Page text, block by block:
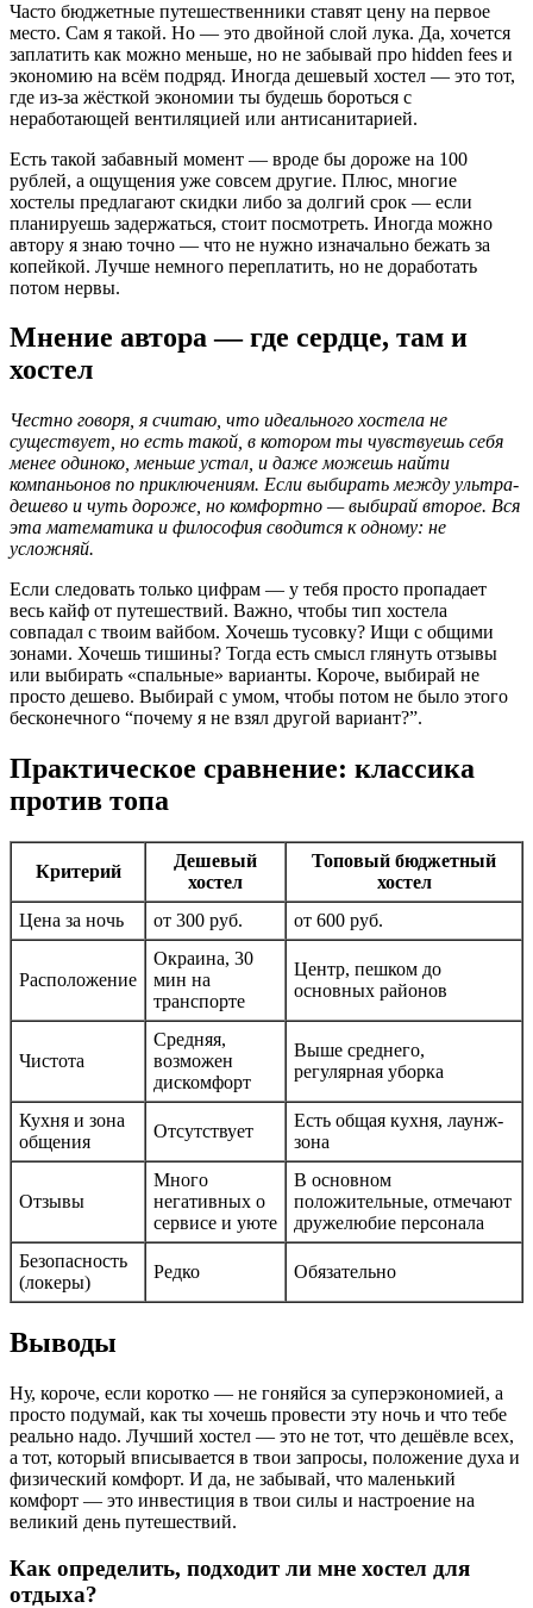
Часто бюджетные путешественники ставят цену на первое
место. Сам я такой. Но — это двойной слой лука. Да, хочется
заплатить как можно меньше, но не забывай про hidden fees и
экономию на всём подряд. Иногда дешевый хостел — это тот,
где из-за жёсткой экономии ты будешь бороться с
неработающей вентиляцией или антисанитарией.
Есть такой забавный момент — вроде бы дороже на 100
рублей, а ощущения уже совсем другие. Плюс, многие
хостелы предлагают скидки либо за долгий срок — если
планируешь задержаться, стоит посмотреть. Иногда можно
автору я знаю точно — что не нужно изначально бежать за
копейкой. Лучше немного переплатить, но не доработать
потом нервы.
Мнение автора — где сердце, там и
хостел
Честно говоря, я считаю, что идеального хостела не
существует, но есть такой, в котором ты чувствуешь себя
менее одиноко, меньше устал, и даже можешь найти
компаньонов по приключениям. Если выбирать между ультра-
дешево и чуть дороже, но комфортно — выбирай второе. Вся
эта математика и философия сводится к одному: не
усложняй.
Если следовать только цифрам — у тебя просто пропадает
весь кайф от путешествий. Важно, чтобы тип хостела
совпадал с твоим вайбом. Хочешь тусовку? Ищи с общими
зонами. Хочешь тишины? Тогда есть смысл глянуть отзывы
или выбирать «спальные» варианты. Короче, выбирай не
просто дешево. Выбирай с умом, чтобы потом не было этого
бесконечного “почему я не взял другой вариант?”.
Практическое сравнение: классика
против топа
Критерий
Дешевый
хостел
Топовый бюджетный
хостел
Цена за ночь
от 300 руб. от 600 руб.
Расположение
Окраина, 30
мин на
транспорте
Центр, пешком до
основных районов
Чистота
Средняя,
возможен
дискомфорт
Выше среднего,
регулярная уборка
Кухня и зона
общения
Отсутствует
Есть общая кухня, лаунж-
зона
Отзывы
Много
негативных о
сервисе и уюте
В основном
положительные, отмечают
дружелюбие персонала
Безопасность
(локеры)
Редко Обязательно
Выводы
Ну, короче, если коротко — не гоняйся за суперэкономией, а
просто подумай, как ты хочешь провести эту ночь и что тебе
реально надо. Лучший хостел — это не тот, что дешёвле всех,
а тот, который вписывается в твои запросы, положение духа и
физический комфорт. И да, не забывай, что маленький
комфорт — это инвестиция в твои силы и настроение на
великий день путешествий.
Как определить, подходит ли мне хостел для
отдыха?